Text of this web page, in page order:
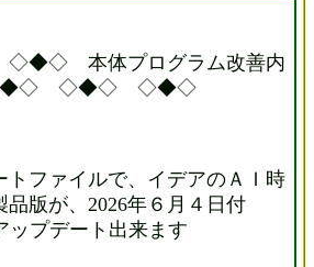
本体プログラム改善内
◇◆◇ ◇◆◇
ファイルで、イデアのＡＩ時
品版が、2026年６月４日付
ップデート出来ます